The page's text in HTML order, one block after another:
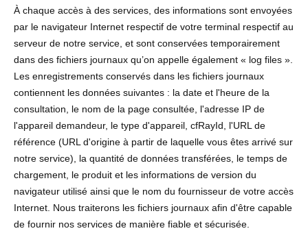
À chaque accès à des services, des informations sont envoyées
par le navigateur Internet respectif de votre terminal respectif au
serveur de notre service, et sont conservées temporairement
dans des fichiers journaux qu’on appelle également « log files ».
Les enregistrements conservés dans les fichiers journaux
contiennent les données suivantes : la date et l'heure de la
consultation, le nom de la page consultée, l'adresse IP de
l'appareil demandeur, le type d'appareil, cfRayId, l'URL de
référence (URL d'origine à partir de laquelle vous êtes arrivé sur
notre service), la quantité de données transférées, le temps de
chargement, le produit et les informations de version du
navigateur utilisé ainsi que le nom du fournisseur de votre accès
Internet. Nous traiterons les fichiers journaux afin d'être capable
de fournir nos services de manière fiable et sécurisée.